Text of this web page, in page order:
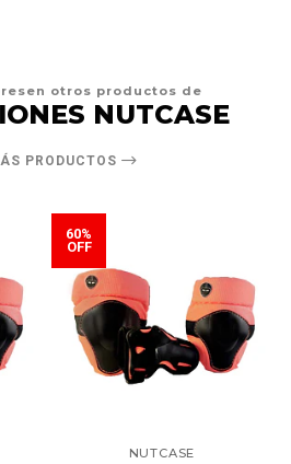
otros productos de
NUTCASE
PRODUCTOS
60%
OFF
NUTCASE